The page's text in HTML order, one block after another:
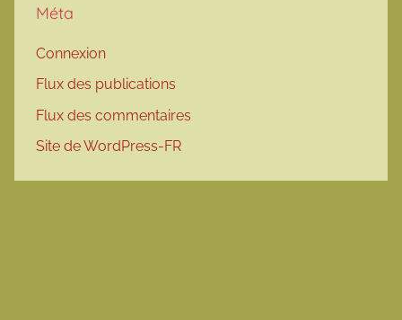
Méta
Connexion
Flux des publications
Flux des commentaires
Site de WordPress-FR